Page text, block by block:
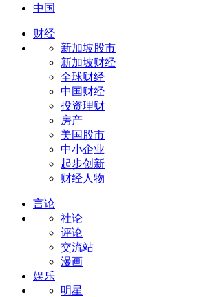
中国
财经
新加坡股市
新加坡财经
全球财经
中国财经
投资理财
房产
美国股市
中小企业
起步创新
财经人物
言论
社论
评论
交流站
漫画
娱乐
明星